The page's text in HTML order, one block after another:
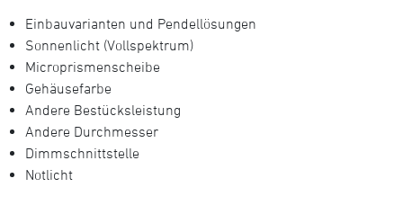
Einbauvarianten und Pendellösungen
Sonnenlicht (Vollspektrum)
Microprismenscheibe
Gehäusefarbe
Andere Bestücksleistung
Andere Durchmesser
Dimmschnittstelle
Notlicht